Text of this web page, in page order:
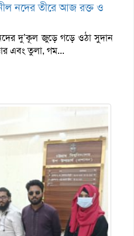
নীল নদের তীরে আজ রক্ত ও
নদের দু’কূল জুড়ে গড়ে ওঠা সুদান
এবং তুলা, গম...